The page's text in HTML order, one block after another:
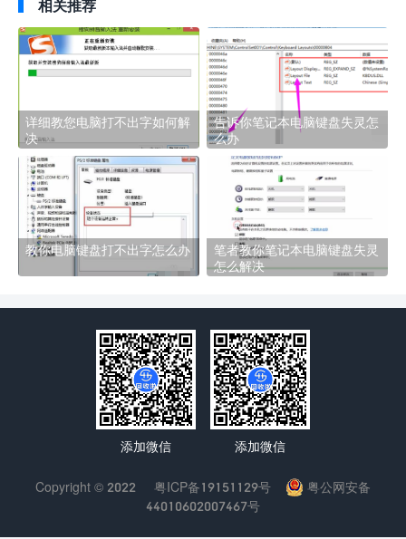
相关推荐
详细教您电脑打不出字如何解
决
告诉你笔记本电脑键盘失灵怎
么办
教你电脑键盘打不出字怎么办
笔者教你笔记本电脑键盘失灵
怎么解决
添加微信 添加微信
Copyright © 2022 粤ICP备19151129号
粤公网安备
44010602007467号